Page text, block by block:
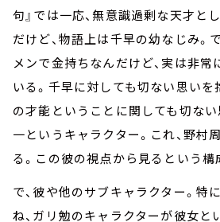
句』では一応、無意識過剰な天才と
だけど、物語上は千早の幼なじみ。
メンで金持ちなんだけど、実は非
いる。千早に対しても切ない思いを
の才能ということに関しても切な
一というキャラクター。これ、野村
る。この彼の視点から見るという構
で、彼や他のサブキャラクター。特
ね、ガリ勉のキャラクターが彼女と